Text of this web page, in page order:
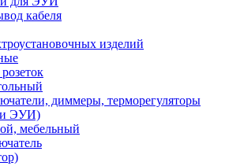
кабеля
изделий
диммеры, терморегуляторы
ЭУИ)
мебельный